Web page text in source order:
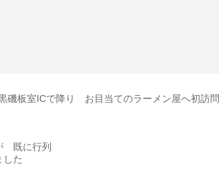
磯板室ICで降り お目当てのラーメン屋へ初訪問
既に行列
た